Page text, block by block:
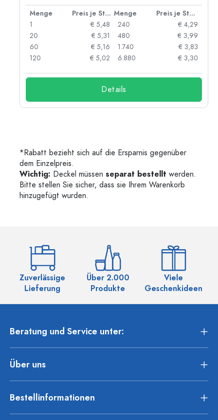
Menge Preis je Stück Menge
Preis je Stück
1
€ 5,48
20
€ 5,31
60
€ 5,16
120
€ 5,02
240
€ 4,29
480
€ 3,99
1.740
€ 3,83
6.880
€ 3,30
Details
*Rabatt bezieht sich auf die Ersparnis gegenüber
dem Einzelpreis.
Wichtig: Deckel müssen separat bestellt werden.
Bitte stellen Sie sicher, dass sie Ihrem Warenkorb
hinzugefügt wurden.
Zuverlässige
Lieferung
Über 2.000
Produkte
Viele
Geschenkideen
Beratung und Service unter:
Über uns
Bestellinformationen